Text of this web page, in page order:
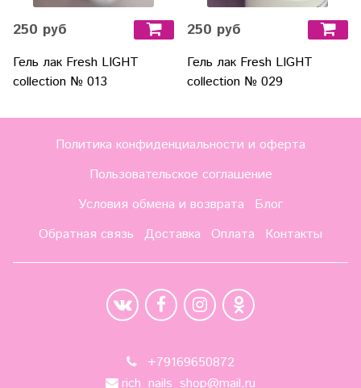
250 руб
Гель лак Fresh LIGHT
collection № 013
250 руб
Гель лак Fresh LIGHT
collection № 029
Политика конфиденциальности и оферта
Пользовательское соглашение
Условия обмена и возврата
Блог
Обратная связь
Доставка Оплата Контакты
+79169650872
rich_nails_shop@mail.ru